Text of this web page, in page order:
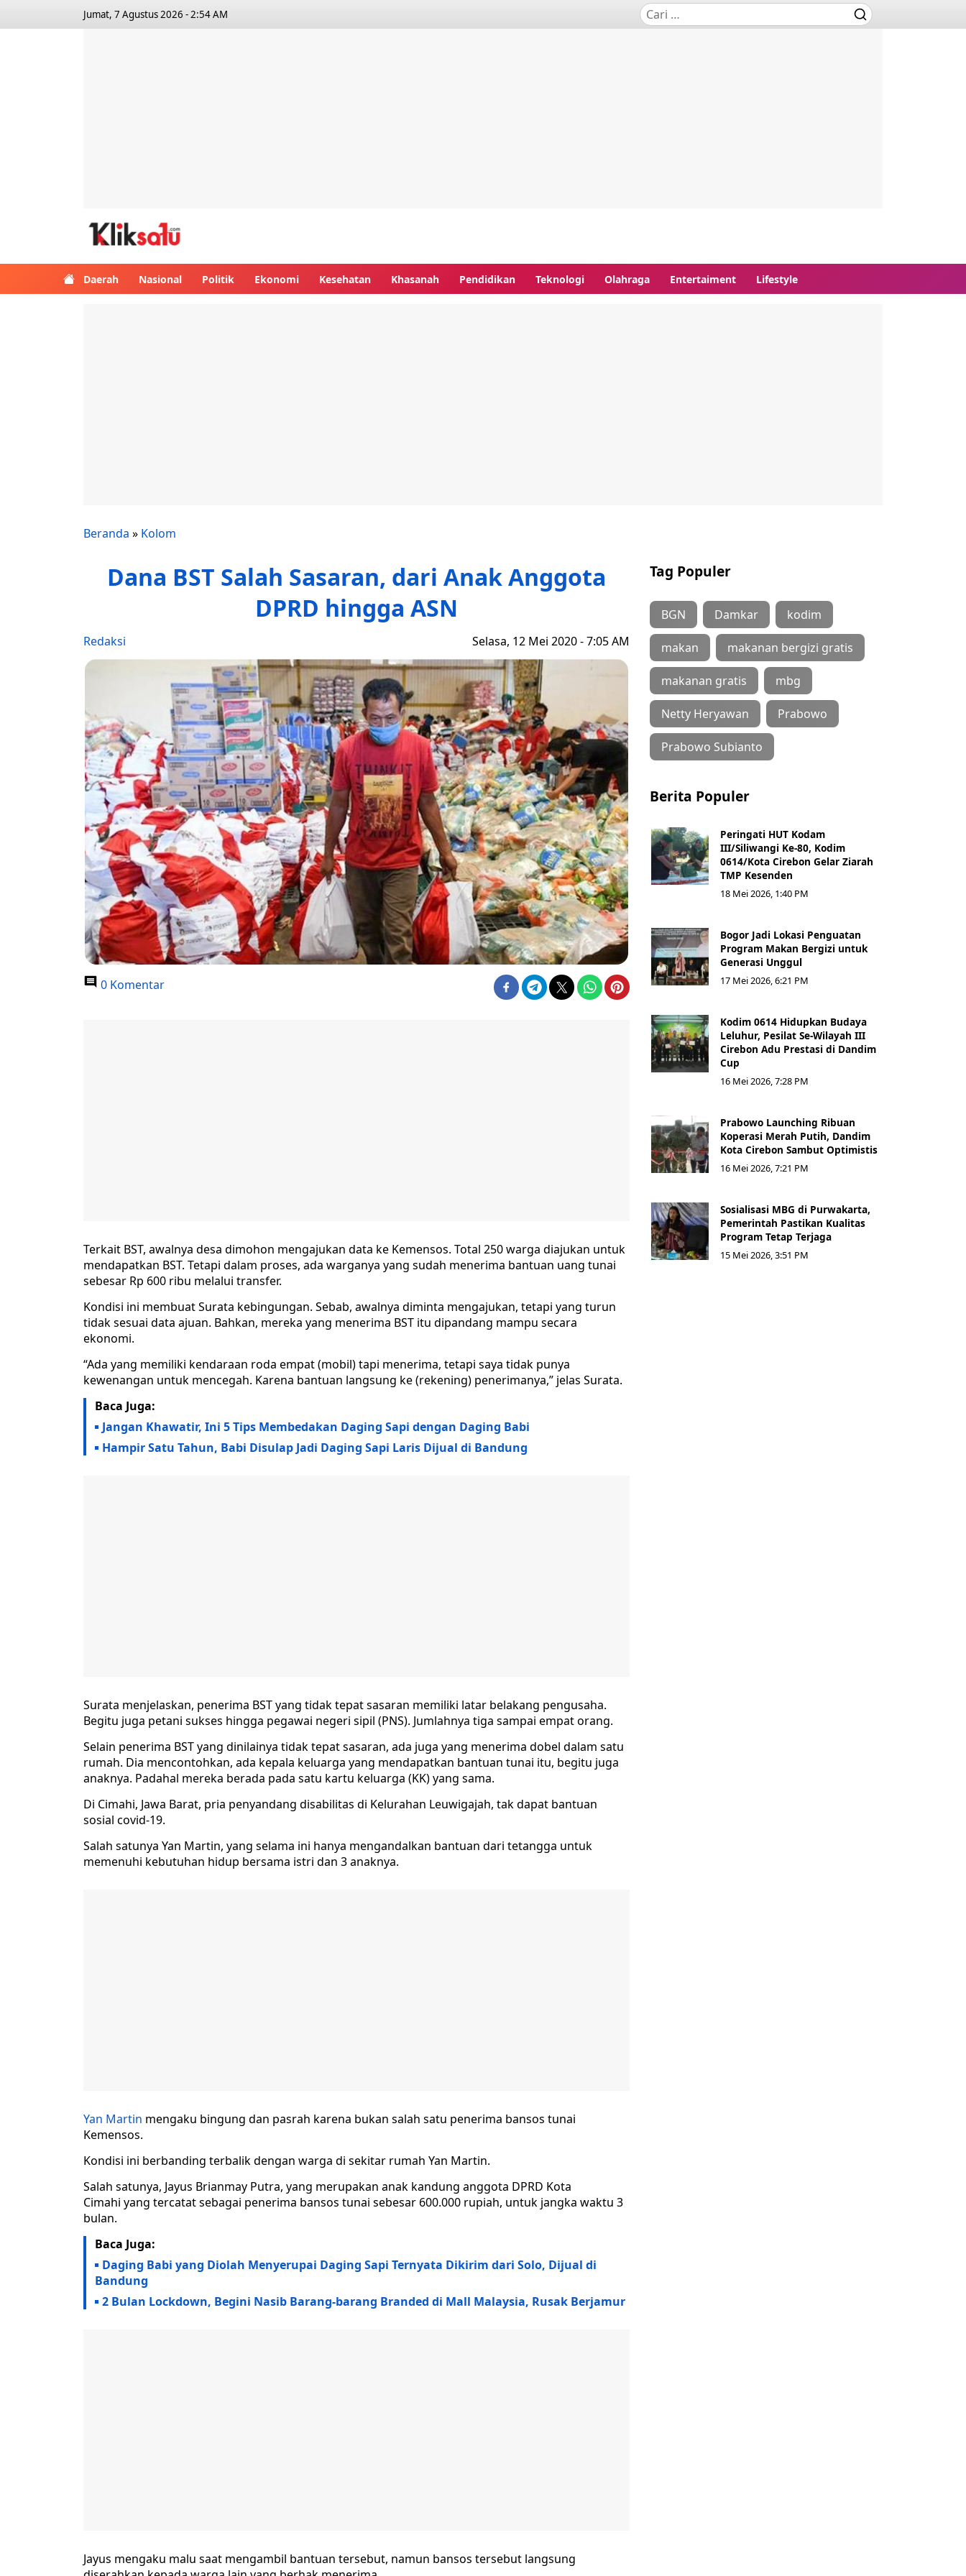
Jumat, 7 Agustus 2026 - 2:54 AM
Daerah Nasional Politik Ekonomi Kesehatan Khasanah Pendidikan Teknologi Olahraga Entertaiment Lifestyle
Beranda » Kolom
Dana BST Salah Sasaran, dari Anak Anggota
DPRD hingga ASN
Redaksi Selasa, 12 Mei 2020 - 7:05 AM
0 Komentar
Terkait BST, awalnya desa dimohon mengajukan data ke Kemensos. Total 250 warga diajukan untuk
mendapatkan BST. Tetapi dalam proses, ada warganya yang sudah menerima bantuan uang tunai
sebesar Rp 600 ribu melalui transfer.
Kondisi ini membuat Surata kebingungan. Sebab, awalnya diminta mengajukan, tetapi yang turun
tidak sesuai data ajuan. Bahkan, mereka yang menerima BST itu dipandang mampu secara
ekonomi.
“Ada yang memiliki kendaraan roda empat (mobil) tapi menerima, tetapi saya tidak punya
kewenangan untuk mencegah. Karena bantuan langsung ke (rekening) penerimanya,” jelas Surata.
Baca Juga:
Jangan Khawatir, Ini 5 Tips Membedakan Daging Sapi dengan Daging Babi
Hampir Satu Tahun, Babi Disulap Jadi Daging Sapi Laris Dijual di Bandung
Surata menjelaskan, penerima BST yang tidak tepat sasaran memiliki latar belakang pengusaha.
Begitu juga petani sukses hingga pegawai negeri sipil (PNS). Jumlahnya tiga sampai empat orang.
Selain penerima BST yang dinilainya tidak tepat sasaran, ada juga yang menerima dobel dalam satu
rumah. Dia mencontohkan, ada kepala keluarga yang mendapatkan bantuan tunai itu, begitu juga
anaknya. Padahal mereka berada pada satu kartu keluarga (KK) yang sama.
Di Cimahi, Jawa Barat, pria penyandang disabilitas di Kelurahan Leuwigajah, tak dapat bantuan
sosial covid-19.
Salah satunya Yan Martin, yang selama ini hanya mengandalkan bantuan dari tetangga untuk
memenuhi kebutuhan hidup bersama istri dan 3 anaknya.
Yan Martin mengaku bingung dan pasrah karena bukan salah satu penerima bansos tunai
Kemensos.
Kondisi ini berbanding terbalik dengan warga di sekitar rumah Yan Martin.
Salah satunya, Jayus Brianmay Putra, yang merupakan anak kandung anggota DPRD Kota
Cimahi yang tercatat sebagai penerima bansos tunai sebesar 600.000 rupiah, untuk jangka waktu 3
bulan.
Baca Juga:
Daging Babi yang Diolah Menyerupai Daging Sapi Ternyata Dikirim dari Solo, Dijual di
Bandung
2 Bulan Lockdown, Begini Nasib Barang-barang Branded di Mall Malaysia, Rusak Berjamur
Jayus mengaku malu saat mengambil bantuan tersebut, namun bansos tersebut langsung
Tag Populer
BGN Damkar kodim
makan makanan bergizi gratis
makanan gratis mbg
Netty Heryawan Prabowo
Prabowo Subianto
Berita Populer
Peringati HUT Kodam
III/Siliwangi Ke-80, Kodim
0614/Kota Cirebon Gelar Ziarah
TMP Kesenden
18 Mei 2026, 1:40 PM
Bogor Jadi Lokasi Penguatan
Program Makan Bergizi untuk
Generasi Unggul
17 Mei 2026, 6:21 PM
Kodim 0614 Hidupkan Budaya
Leluhur, Pesilat Se-Wilayah III
Cirebon Adu Prestasi di Dandim
Cup
16 Mei 2026, 7:28 PM
Prabowo Launching Ribuan
Koperasi Merah Putih, Dandim
Kota Cirebon Sambut Optimistis
16 Mei 2026, 7:21 PM
Sosialisasi MBG di Purwakarta,
Pemerintah Pastikan Kualitas
Program Tetap Terjaga
15 Mei 2026, 3:51 PM